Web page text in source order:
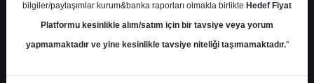
1 7
Paralel
Get.
1
Altı
Get.
1 1
bilgiler/paylaşımlar kurum&banka raporları olmakla birlikte Hedef Fiyat
Platformu kesinlikle alım/satım için bir tavsiye veya yorum
yapmamaktadır ve yine kesinlikle tavsiye niteliği taşımamaktadır."